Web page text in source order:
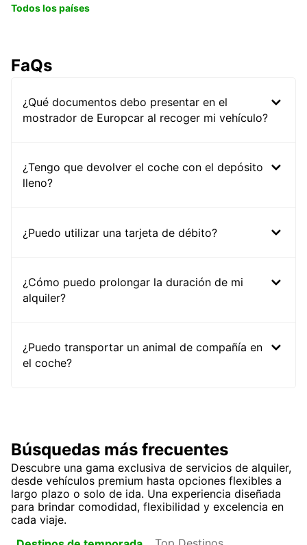
Todos los países
FaQs
¿Qué documentos debo presentar en el
mostrador de Europcar al recoger mi vehículo?
¿Tengo que devolver el coche con el depósito
lleno?
¿Puedo utilizar una tarjeta de débito?
¿Cómo puedo prolongar la duración de mi
alquiler?
¿Puedo transportar un animal de compañía en
el coche?
Búsquedas más frecuentes
Descubre una gama exclusiva de servicios de alquiler,
desde vehículos premium hasta opciones flexibles a
largo plazo o solo de ida. Una experiencia diseñada
para brindar comodidad, flexibilidad y excelencia en
cada viaje.